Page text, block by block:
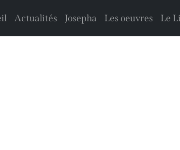
Actualités Josepha Les oeuvres Le